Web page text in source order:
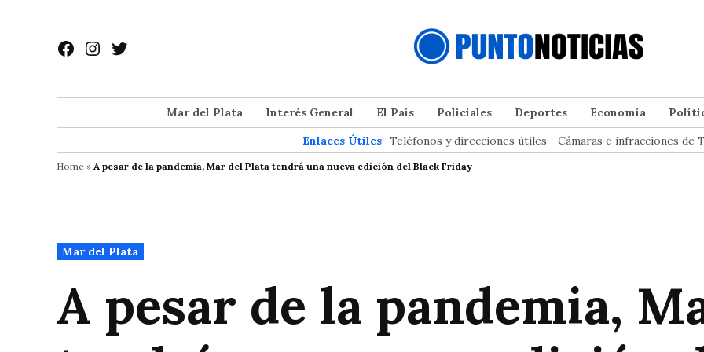
contenido
Facebook
Instagram
Twitter
Mar del Plata Interés General El País Policiales Deportes Economía
Enlaces Útiles Teléfonos y direcciones útiles Cámaras e infracciones de
Home » A pesar de la pandemia, Mar del Plata tendrá una nueva edición del Black Friday
Publicado
en
Mar del Plata
A pesar de la pandemia,